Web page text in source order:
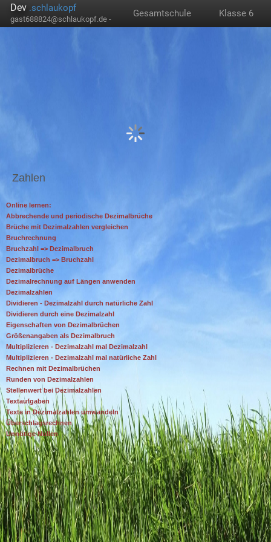
Dev .schlaukopf
gast688824@schlaukopf.de -
Gesamtschule Klasse 6
Zahlen
Online lernen:
Abbrechende und periodische Dezimalbrüche
Brüche mit Dezimalzahlen vergleichen
Bruchrechnung
Bruchzahl => Dezimalbruch
Dezimalbruch => Bruchzahl
Dezimalbrüche
Dezimalrechnung auf Längen anwenden
Dezimalzahlen
Dividieren - Dezimalzahl durch natürliche Zahl
Dividieren durch eine Dezimalzahl
Eigenschaften von Dezimalbrüchen
Größenangaben als Dezimalbruch
Multiplizieren - Dezimalzahl mal Dezimalzahl
Multiplizieren - Dezimalzahl mal natürliche Zahl
Rechnen mit Dezimalbrüchen
Runden von Dezimalzahlen
Stellenwert bei Dezimalzahlen
Textaufgaben
Texte in Dezimalzahlen umwandeln
Überschlagsrechnen
Unnötige Nullen